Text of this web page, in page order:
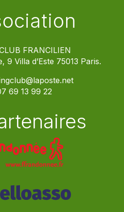
FRANCILIEN
9 Villa d’Este 75013 Paris.
69 13 99 22